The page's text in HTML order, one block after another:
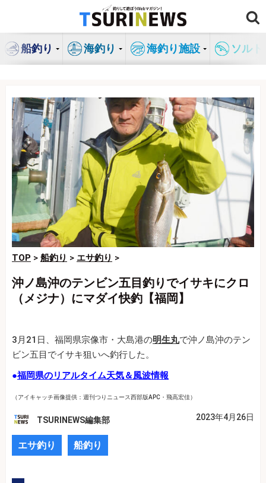
ン
船釣り 海釣り 海釣り施設 ソル
TOP > 船釣り > エサ釣り >
沖ノ島沖のテンビン五目釣りでイサキにクロ
（メジナ）にマダイ快釣【福岡】
3月21日、福岡県宗像市・大島港の明生丸で沖ノ島沖のテン
ビン五目でイサキ狙いへ釣行した。
●福岡県のリアルタイム天気＆風波情報
（アイキャッチ画像提供：週刊つりニュース西部版APC・飛高宏佳）
TSURINEWS編集部 2023年4月26日
エサ釣り 船釣り